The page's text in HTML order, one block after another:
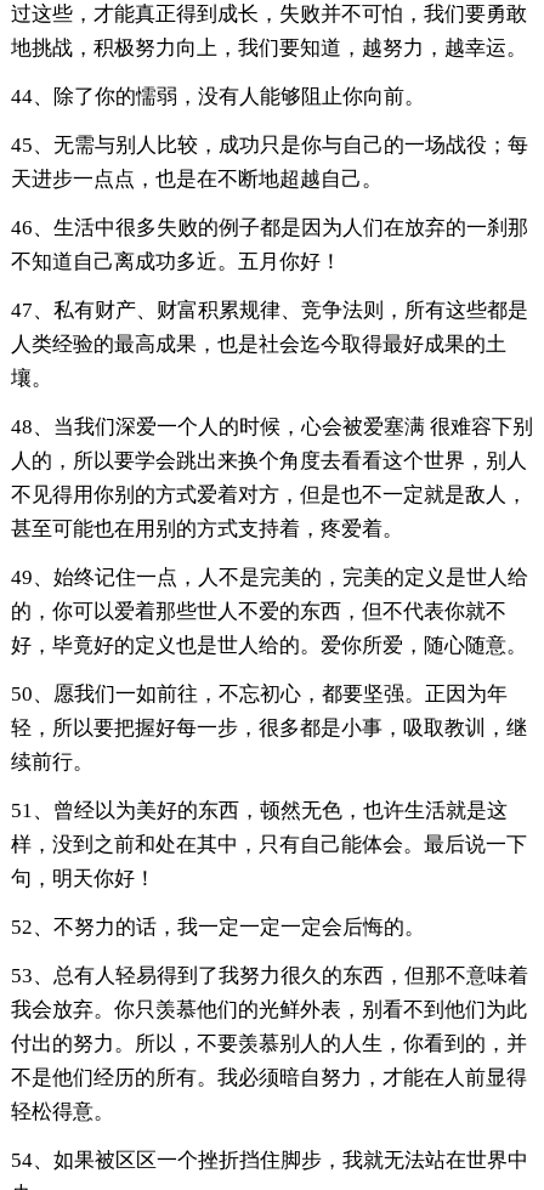
过这些，才能真正得到成长，失败并不可怕，我们要勇敢
地挑战，积极努力向上，我们要知道，越努力，越幸运。
44、除了你的懦弱，没有人能够阻止你向前。
45、无需与别人比较，成功只是你与自己的一场战役；每
天进步一点点，也是在不断地超越自己。
46、生活中很多失败的例子都是因为人们在放弃的一刹那
不知道自己离成功多近。五月你好！
47、私有财产、财富积累规律、竞争法则，所有这些都是
人类经验的最高成果，也是社会迄今取得最好成果的土
壤。
48、当我们深爱一个人的时候，心会被爱塞满 很难容下别
人的，所以要学会跳出来换个角度去看看这个世界，别人
不见得用你别的方式爱着对方，但是也不一定就是敌人，
甚至可能也在用别的方式支持着，疼爱着。
49、始终记住一点，人不是完美的，完美的定义是世人给
的，你可以爱着那些世人不爱的东西，但不代表你就不
好，毕竟好的定义也是世人给的。爱你所爱，随心随意。
50、愿我们一如前往，不忘初心，都要坚强。正因为年
轻，所以要把握好每一步，很多都是小事，吸取教训，继
续前行。
51、曾经以为美好的东西，顿然无色，也许生活就是这
样，没到之前和处在其中，只有自己能体会。最后说一下
句，明天你好！
52、不努力的话，我一定一定一定会后悔的。
53、总有人轻易得到了我努力很久的东西，但那不意味着
我会放弃。你只羡慕他们的光鲜外表，别看不到他们为此
付出的努力。所以，不要羡慕别人的人生，你看到的，并
不是他们经历的所有。我必须暗自努力，才能在人前显得
轻松得意。
54、如果被区区一个挫折挡住脚步，我就无法站在世界中